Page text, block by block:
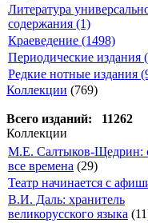
Литература
содержания (1)
Краеведение (1498)
Периодические издания
Редкие нотные издания
Коллекции (769)
Всего изданий: 11262
Коллекции
М.Е. Салтыков-Щедрин:
все времена (29)
Театр начинается с
В.И. Даль: хранитель
великорусского языка